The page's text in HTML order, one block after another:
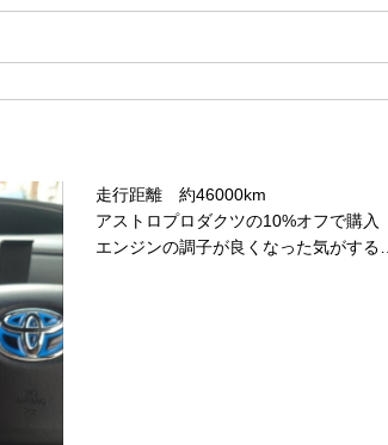
走行距離 約46000km
アストロプロダクツの10%オフで購入
エンジンの調子が良くなった気がする…